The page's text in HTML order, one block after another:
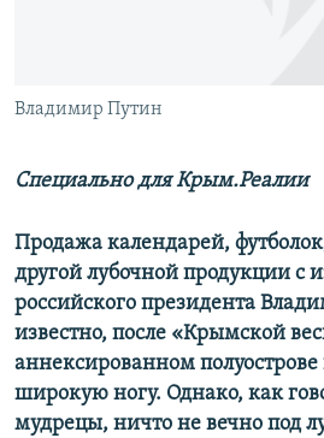
ELIFBE
Все сайты RFE/RL
Владимир Путин
Специально для Крым.Реалии
Продажа календарей,
другой лубочной продукции с
российского президента
известно, после «Крымской
аннексированном полуострове
широкую ногу. Однако, как
мудрецы, ничто не вечно под